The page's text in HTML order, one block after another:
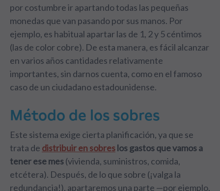
por costumbre ir apartando todas las pequeñas
monedas que van pasando por sus manos. Por
ejemplo, es habitual apartar las de 1, 2 y 5 céntimos
(las de color cobre). De esta manera, es fácil alcanzar
en varios años cantidades relativamente
importantes, sin darnos cuenta, como en el famoso
caso de un ciudadano estadounidense.
Método de los sobres
Este sistema exige cierta planificación, ya que se
trata de distribuir en sobreslos gastos que vamos a
tener ese mes(vivienda, suministros, comida,
etcétera). Después, de lo que sobre (¡valga la
redundancia!), apartaremos una parte —por ejemplo,